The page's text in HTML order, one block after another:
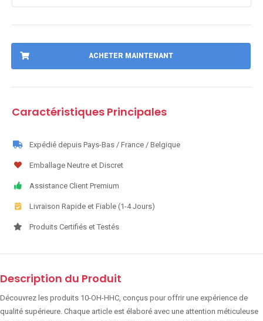
ACHETER MAINTENANT
Caractéristiques Principales
Expédié depuis Pays-Bas / France / Belgique
Emballage Neutre et Discret
Assistance Client Premium
Livraison Rapide et Fiable (1-4 Jours)
Produits Certifiés et Testés
Description du Produit
Découvrez les produits 10-OH-HHC, conçus pour offrir une expérience de
qualité supérieure. Chaque article est élaboré avec une attention méticuleuse